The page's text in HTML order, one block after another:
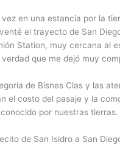
vez en una estancia por la
el trayecto de San
Station, muy cercana al
que me dejó muy
de Bisnes Clas y las
el costo del pasaje y la
por nuestras tierras.
de San Isidro a San